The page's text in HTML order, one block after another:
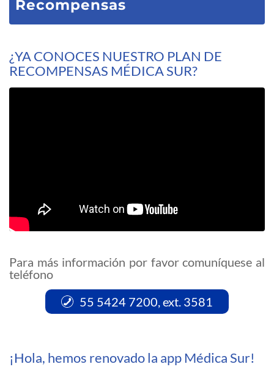
Recompensas
¿YA CONOCES NUESTRO PLAN DE
RECOMPENSAS MÉDICA SUR?
Para más información por favor comuníquese al
teléfono
55 5424 7200, ext. 3581
¡Hola, hemos renovado la app Médica Sur!